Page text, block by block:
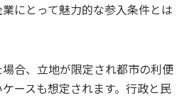
にとって魅力的な参入条件とは
合、立地が限定され都市の利便
ースも想定されます。行政と民